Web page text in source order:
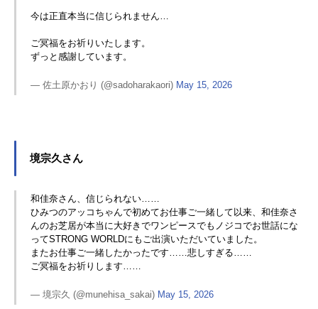
今は正直本当に信じられません…
ご冥福をお祈りいたします。
ずっと感謝しています。
— 佐土原かおり (@sadoharakaori) May 15, 2026
境宗久さん
和佳奈さん、信じられない……
ひみつのアッコちゃんで初めてお仕事ご一緒して以来、和佳奈さ
んのお芝居が本当に大好きでワンピースでもノジコでお世話にな
ってSTRONG WORLDにもご出演いただいていました。
またお仕事ご一緒したかったです……悲しすぎる……
ご冥福をお祈りします……
— 境宗久 (@munehisa_sakai) May 15, 2026